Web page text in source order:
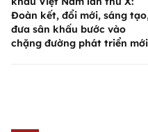
Đoàn kết, đổi mới, sáng tạo,
đưa sân khấu bước vào
chặng đường phát triển mới